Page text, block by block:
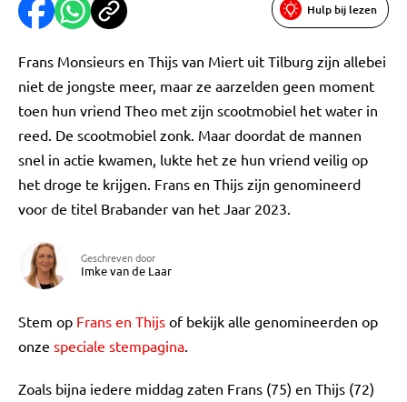
Hulp bij lezen
Frans Monsieurs en Thijs van Miert uit Tilburg zijn allebei
niet de jongste meer, maar ze aarzelden geen moment
toen hun vriend Theo met zijn scootmobiel het water in
reed. De scootmobiel zonk. Maar doordat de mannen
snel in actie kwamen, lukte het ze hun vriend veilig op
het droge te krijgen. Frans en Thijs zijn genomineerd
voor de titel Brabander van het Jaar 2023.
Geschreven door
Imke van de Laar
Stem op Frans en Thijs of bekijk alle genomineerden op
onze speciale stempagina.
Zoals bijna iedere middag zaten Frans (75) en Thijs (72)